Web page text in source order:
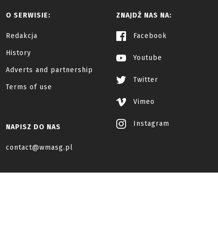
O SERWISIE:
Redakcja
History
Adverts and partnership
Terms of use
ZNAJDŹ NAS NA:
Facebook
Youtube
Twitter
Vimeo
Instagram
NAPISZ DO NAS
contact@wmasg.pl